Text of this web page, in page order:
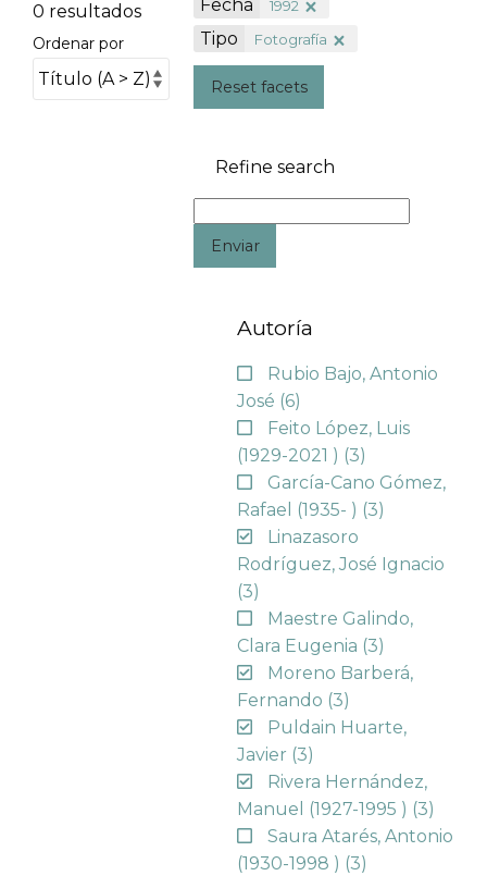
0 resultados
Ordenar por
Fecha 1992
Tipo Fotografía
Reset facets
Refine search
Enviar
Autoría
Rubio Bajo, Antonio
José (6)
Feito López, Luis
(1929-2021 ) (3)
García-Cano Gómez,
Rafael (1935- ) (3)
Linazasoro
Rodríguez, José Ignacio
(3)
Maestre Galindo,
Clara Eugenia (3)
Moreno Barberá,
Fernando (3)
Puldain Huarte,
Javier (3)
Rivera Hernández,
Manuel (1927-1995 ) (3)
Saura Atarés, Antonio
(1930-1998 ) (3)